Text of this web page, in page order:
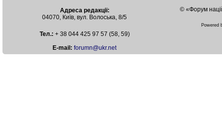
Адреса редакції:
04070, Київ, вул. Волоська, 8/5
Тел.: + 38 044 425 97 57 (58, 59)
Е-mail: forumn@ukr.net
© «Форум
Powered